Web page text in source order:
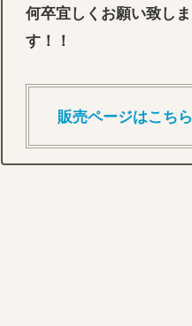
何卒宜しくお願い致しま
す！！
販売ページはこちら